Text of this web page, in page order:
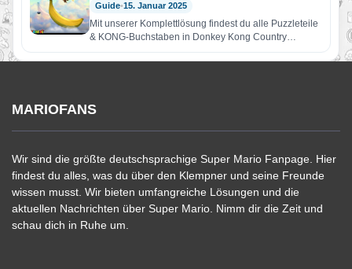
Guide•15. Januar 2025
Mit unserer Komplettlösung findest du alle Puzzleteile
& KONG-Buchstaben in Donkey Kong Country
Returns HD in Welt 8…
MARIOFANS
Wir sind die größte deutschsprachige Super Mario Fanpage. Hier
findest du alles, was du über den Klempner und seine Freunde
wissen musst. Wir bieten umfangreiche Lösungen und die
aktuellen Nachrichten über Super Mario. Nimm dir die Zeit und
schau dich in Ruhe um.